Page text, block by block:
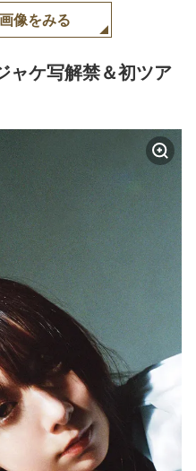
像をみる
ャケ写解禁＆初ツア